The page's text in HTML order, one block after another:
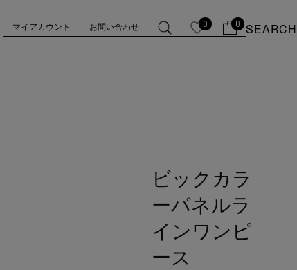
マイアカウント お問い合わせ 0 0 SEARCH
ビックカラ
ーパネルラ
インワンピ
ース